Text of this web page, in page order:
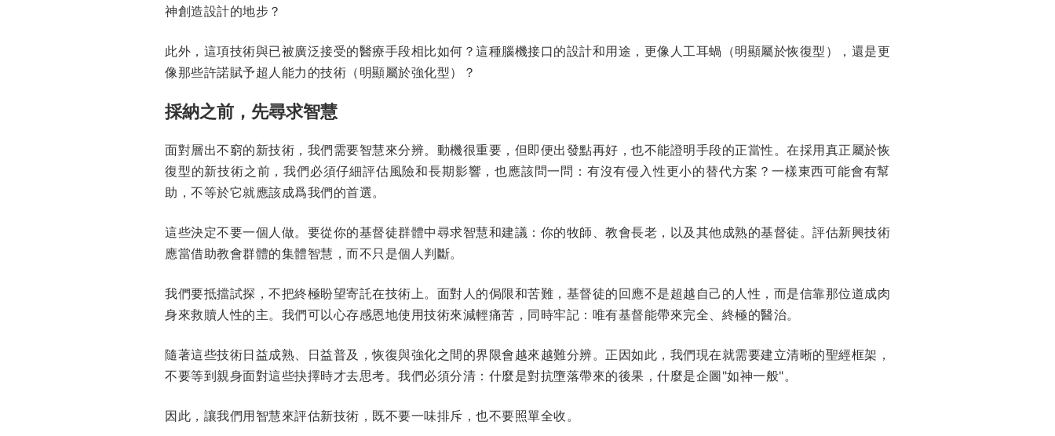
神創造設計的地步？
此外，這項技術與已被廣泛接受的醫療手段相比如何？這種腦機接口的設計和用途，更像人工耳蝸（明顯屬於恢復型），還是更
像那些許諾賦予超人能力的技術（明顯屬於強化型）？
採納之前，先尋求智慧
面對層出不窮的新技術，我們需要智慧來分辨。動機很重要，但即便出發點再好，也不能證明手段的正當性。在採用真正屬於恢
復型的新技術之前，我們必須仔細評估風險和長期影響，也應該問一問：有沒有侵入性更小的替代方案？一樣東西可能會有幫
助，不等於它就應該成爲我們的首選。
這些決定不要一個人做。要從你的基督徒群體中尋求智慧和建議：你的牧師、教會長老，以及其他成熟的基督徒。評估新興技術
應當借助教會群體的集體智慧，而不只是個人判斷。
我們要抵擋試探，不把終極盼望寄託在技術上。面對人的侷限和苦難，基督徒的回應不是超越自己的人性，而是信靠那位道成肉
身來救贖人性的主。我們可以心存感恩地使用技術來減輕痛苦，同時牢記：唯有基督能帶來完全、終極的醫治。
隨著這些技術日益成熟、日益普及，恢復與強化之間的界限會越來越難分辨。正因如此，我們現在就需要建立清晰的聖經框架，
不要等到親身面對這些抉擇時才去思考。我們必須分清：什麼是對抗墮落帶來的後果，什麼是企圖"如神一般"。
因此，讓我們用智慧來評估新技術，既不要一味排斥，也不要照單全收。